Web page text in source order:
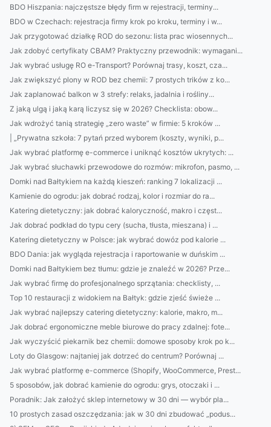
BDO Hiszpania: najczęstsze błędy firm w rejestracji, terminy...
BDO w Czechach: rejestracja firmy krok po kroku, terminy i w...
Jak przygotować działkę ROD do sezonu: lista prac wiosennych...
Jak zdobyć certyfikaty CBAM? Praktyczny przewodnik: wymagani...
Jak wybrać usługę RO e-Transport? Porównaj trasy, koszt, cza...
Jak zwiększyć plony w ROD bez chemii: 7 prostych trików z ko...
Jak zaplanować balkon w 3 strefy: relaks, jadalnia i rośliny...
Z jaką ulgą i jaką karą liczysz się w 2026? Checklista: obow...
Jak wdrożyć tanią strategię „zero waste” w firmie: 5 kroków ...
| „Prywatna szkoła: 7 pytań przed wyborem (koszty, wyniki, p...
Jak wybrać platformę e-commerce i uniknąć kosztów ukrytych: ...
Jak wybrać słuchawki przewodowe do rozmów: mikrofon, pasmo, ...
Domki nad Bałtykiem na każdą kieszeń: ranking 7 lokalizacji ...
Kamienie do ogrodu: jak dobrać rodzaj, kolor i rozmiar do ra...
Katering dietetyczny: jak dobrać kaloryczność, makro i częst...
Jak dobrać podkład do typu cery (sucha, tłusta, mieszana) i ...
Katering dietetyczny w Polsce: jak wybrać dowóz pod kalorie ...
BDO Dania: jak wygląda rejestracja i raportowanie w duńskim ...
Domki nad Bałtykiem bez tłumu: gdzie je znaleźć w 2026? Prze...
Jak wybrać firmę do profesjonalnego sprzątania: checklisty, ...
Top 10 restauracji z widokiem na Bałtyk: gdzie zjeść świeże ...
Jak wybrać najlepszy catering dietetyczny: kalorie, makro, m...
Jak dobrać ergonomiczne meble biurowe do pracy zdalnej: fote...
Jak wyczyścić piekarnik bez chemii: domowe sposoby krok po k...
Loty do Glasgow: najtaniej jak dotrzeć do centrum? Porównaj ...
Jak wybrać platformę e-commerce (Shopify, WooCommerce, Prest...
5 sposobów, jak dobrać kamienie do ogrodu: grys, otoczaki i ...
Poradnik: Jak założyć sklep internetowy w 30 dni — wybór pla...
10 prostych zasad oszczędzania: jak w 30 dni zbudować „podus...